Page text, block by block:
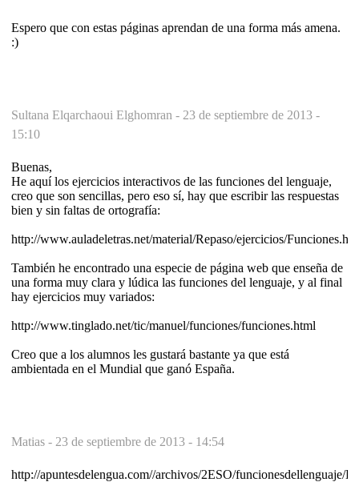
Espero que con estas páginas aprendan de una forma más amena.
:)
Sultana Elqarchaoui Elghomran - 23 de septiembre de 2013 -
15:10
Buenas,
He aquí los ejercicios interactivos de las funciones del lenguaje,
creo que son sencillas, pero eso sí, hay que escribir las respuestas
bien y sin faltas de ortografía:
http://www.auladeletras.net/material/Repaso/ejercicios/
También he encontrado una especie de página web que enseña de
una forma muy clara y lúdica las funciones del lenguaje, y al final
hay ejercicios muy variados:
http://www.tinglado.net/tic/manuel/funciones/funciones.html
Creo que a los alumnos les gustará bastante ya que está
ambientada en el Mundial que ganó España.
Matias - 23 de septiembre de 2013 - 14:54
http://apuntesdelengua.com//archivos/2ESO/funcionesdellenguaje/